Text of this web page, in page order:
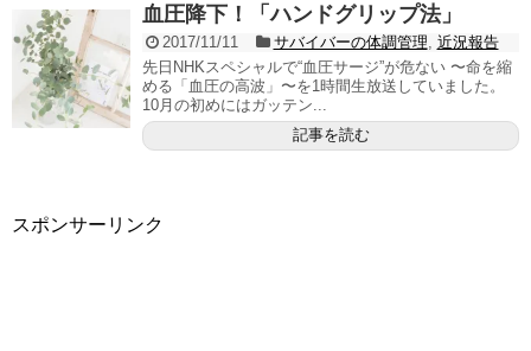
血圧降下！「ハンドグリップ法」
2017/11/11 サバイバーの体調管理 近況報告
先日NHKスペシャルで“血圧サージ”が危ない 〜命を縮
める「血圧の高波」〜を1時間生放送していました。
10月の初めにはガッテン...
記事を読む
スポンサーリンク